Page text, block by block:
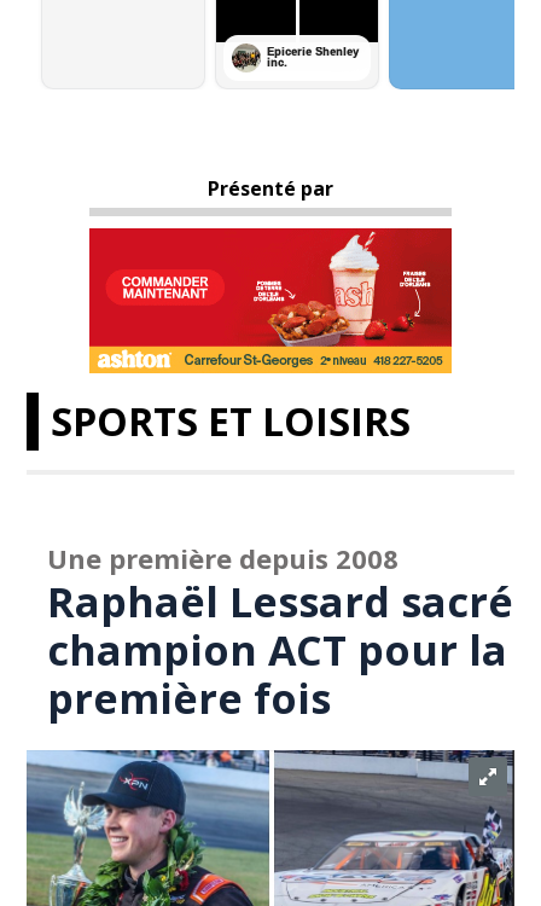
Présenté par
SPORTS ET LOISIRS
Une première depuis 2008
Raphaël Lessard sacré
champion ACT pour la
première fois